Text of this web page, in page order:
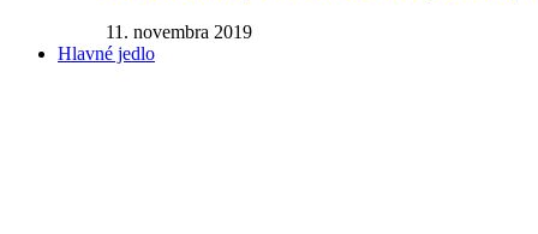
11. novembra 2019
Hlavné jedlo